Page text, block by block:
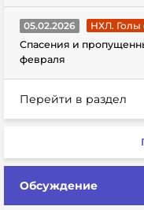
05.02.2026
НХЛ. Голы
Спасения и
февраля
Перейти в раздел
Обсуждение